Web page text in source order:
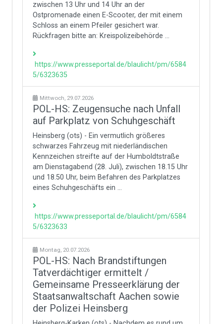
zwischen 13 Uhr und 14 Uhr an der
Ostpromenade einen E-Scooter, der mit einem
Schloss an einem Pfeiler gesichert war.
Rückfragen bitte an: Kreispolizeibehörde ...
https://www.presseportal.de/blaulicht/pm/6584
5/6323635
Mittwoch, 29.07.2026
POL-HS: Zeugensuche nach Unfall
auf Parkplatz von Schuhgeschäft
Heinsberg (ots) - Ein vermutlich größeres
schwarzes Fahrzeug mit niederländischen
Kennzeichen streifte auf der Humboldtstraße
am Dienstagabend (28. Juli), zwischen 18.15 Uhr
und 18.50 Uhr, beim Befahren des Parkplatzes
eines Schuhgeschäfts ein ...
https://www.presseportal.de/blaulicht/pm/6584
5/6323633
Montag, 20.07.2026
POL-HS: Nach Brandstiftungen
Tatverdächtiger ermittelt /
Gemeinsame Presseerklärung der
Staatsanwaltschaft Aachen sowie
der Polizei Heinsberg